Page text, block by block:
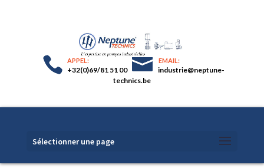
+32(0)69/81 51 00
industrie@neptune-
technics.be
Sélectionner une page